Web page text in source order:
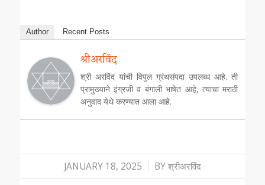
Author Recent Posts
श्रीअरविंद
श्री अरविंद यांची विपुल ग्रंथसंपदा उपलब्ध आहे. ती
प्रामुख्याने इंग्रजी व बंगाली भाषेत आहे, त्याचा मराठी
अनुवाद येथे करण्यात आला आहे.
JANUARY 18, 2025
/ BYश्रीअरविंद